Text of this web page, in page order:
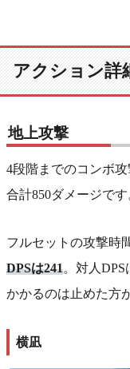
アクション詳
地上攻撃
4段階までのコンボ
合計850ダメージです
フルセットの攻撃時
DPSは241。対人
かかるのは止めた方
横凪